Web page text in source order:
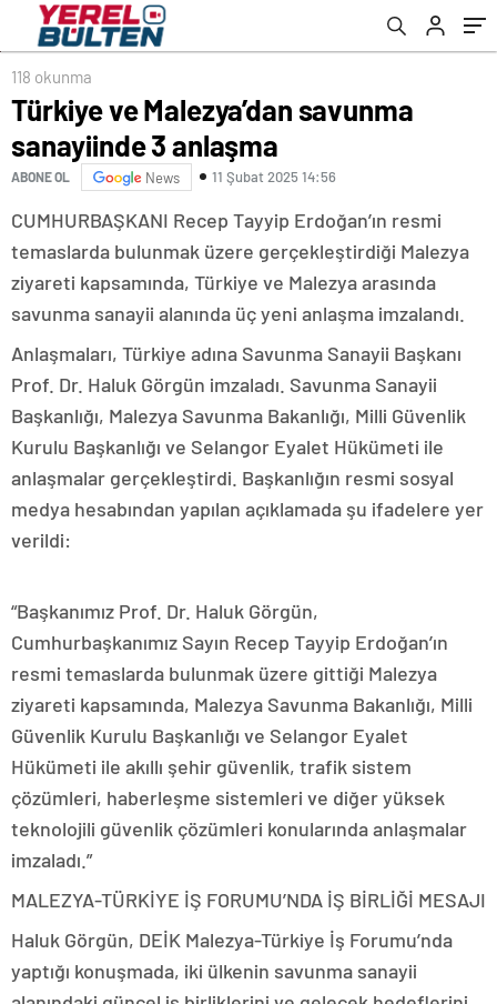
118 okunma
Türkiye ve Malezya’dan savunma
sanayiinde 3 anlaşma
ABONE OL News 11 Şubat 2025 14:56
CUMHURBAŞKANI Recep Tayyip Erdoğan’ın resmi
temaslarda bulunmak üzere gerçekleştirdiği Malezya
ziyareti kapsamında, Türkiye ve Malezya arasında
savunma sanayii alanında üç yeni anlaşma imzalandı.
Anlaşmaları, Türkiye adına Savunma Sanayii Başkanı
Prof. Dr. Haluk Görgün imzaladı. Savunma Sanayii
Başkanlığı, Malezya Savunma Bakanlığı, Milli Güvenlik
Kurulu Başkanlığı ve Selangor Eyalet Hükümeti ile
anlaşmalar gerçekleştirdi. Başkanlığın resmi sosyal
medya hesabından yapılan açıklamada şu ifadelere yer
verildi:
“Başkanımız Prof. Dr. Haluk Görgün,
Cumhurbaşkanımız Sayın Recep Tayyip Erdoğan’ın
resmi temaslarda bulunmak üzere gittiği Malezya
ziyareti kapsamında, Malezya Savunma Bakanlığı, Milli
Güvenlik Kurulu Başkanlığı ve Selangor Eyalet
Hükümeti ile akıllı şehir güvenlik, trafik sistem
çözümleri, haberleşme sistemleri ve diğer yüksek
teknolojili güvenlik çözümleri konularında anlaşmalar
imzaladı.”
MALEZYA-TÜRKİYE İŞ FORUMU’NDA İŞ BİRLİĞİ MESAJI
Haluk Görgün, DEİK Malezya-Türkiye İş Forumu’nda
yaptığı konuşmada, iki ülkenin savunma sanayii